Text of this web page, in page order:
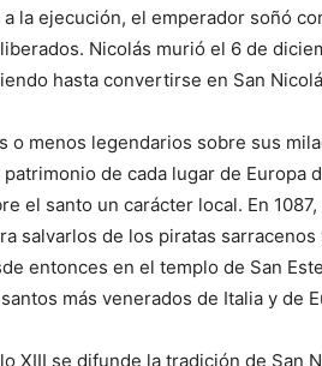
la ejecución, el emperador soñó
Nicolás murió el 6 de
hasta convertirse en San
o menos legendarios sobre sus
de cada lugar de Europa
el santo un carácter local. En
salvarlos de los piratas
entonces en el templo de San
más venerados de Italia y de
XIII se difunde la tradición de San